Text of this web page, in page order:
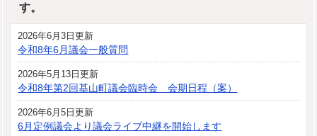
す。
2026年6月3日更新
令和8年6月議会一般質問
2026年5月13日更新
令和8年第2回基山町議会臨時会 会期日程（案）
2026年6月5日更新
6月定例議会より議会ライブ中継を開始します